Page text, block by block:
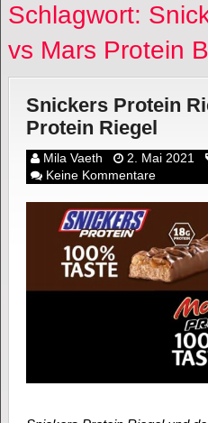
Schlagwort:
vs Mars Protein
Snickers Protein
Protein Riegel
Mila Vaeth 2. Mai 2021
Keine Kommentare